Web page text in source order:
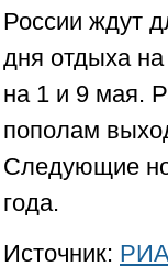
России ждут
дня отдыха
на 1 и 9 мая.
пополам
Следующие
года.
Источник: